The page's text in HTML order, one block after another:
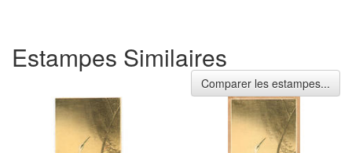
Estampes Similaires
Comparer les estampes...